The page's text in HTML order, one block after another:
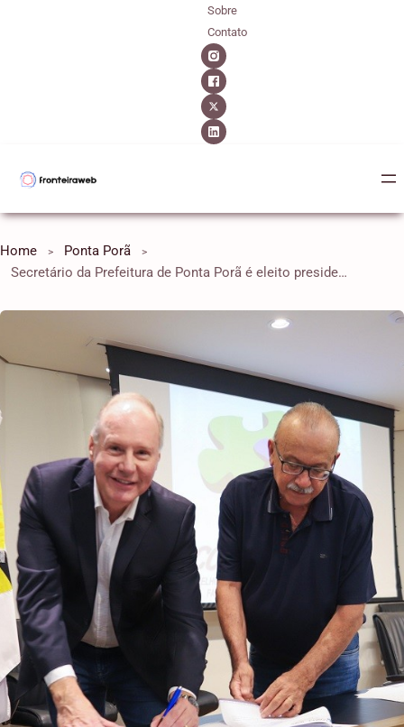
Sobre
Contato
Home
Ponta Porã
Secretário da Prefeitura de Ponta Porã é eleito presidente do CONFAZ-M/MS